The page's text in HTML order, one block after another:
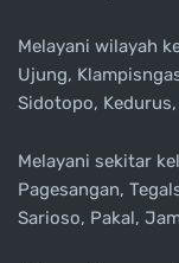
Melayani wilayah
Ujung,
Sidotopo,
Melayani sekitar
Pagesangan,
Sarioso, Pakal,